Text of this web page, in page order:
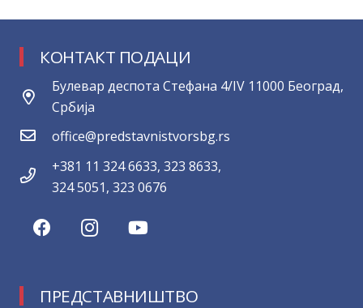
КОНТАКТ ПОДАЦИ
Булевар деспота Стефана 4/IV 11000 Београд,
Србија
office@predstavnistvorsbg.rs
+381 11 324 6633, 323 8633,
324 5051, 323 0676
ПРЕДСТАВНИШТВО